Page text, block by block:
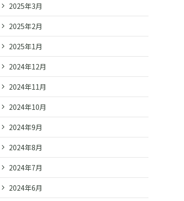
2025年3月
2025年2月
2025年1月
2024年12月
2024年11月
2024年10月
2024年9月
2024年8月
2024年7月
2024年6月